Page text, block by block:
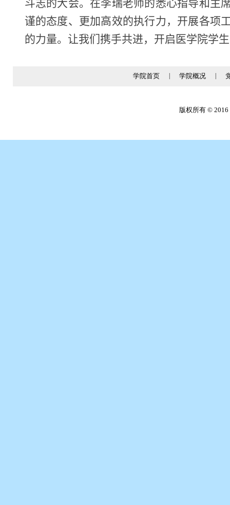
斗志的大会。在李瑞老师的悉心指导和主
谨的态度、更加高效的执行力，开展各项
的力量。让我们携手共进，开启医学院学
学院首页 学院概况
版权所有 © 2016